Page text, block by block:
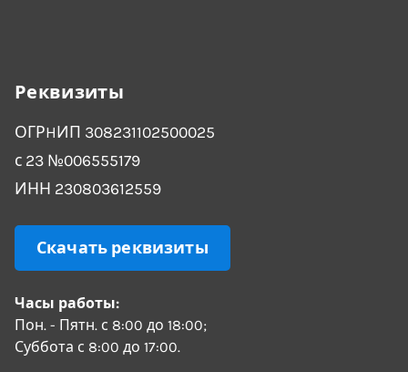
Реквизиты
ОГРHИП 308231102500025
с 23 №006555179
ИНН 230803612559
Скачать реквизиты
Часы работы:
Пон. - Пятн. с 8:00 до 18:00;
Суббота с 8:00 до 17:00.